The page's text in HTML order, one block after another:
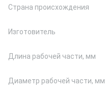
Страна происхождения
Изготовитель
Длина рабочей части, мм
Диаметр рабочей части, мм